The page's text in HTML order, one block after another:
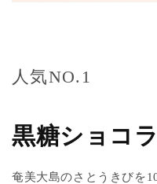
人気NO.1
黒糖ショコラ
奄美大島のさとうきびを